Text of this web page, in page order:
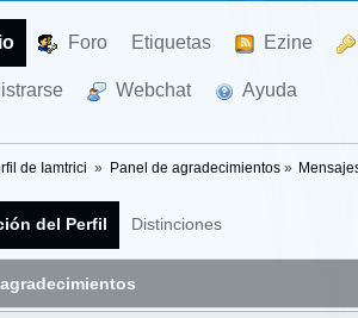
Foro Etiquetas Ezine
Webchat Ayuda
de Iamtrici » Panel de agradecimientos»
del Perfil Distinciones